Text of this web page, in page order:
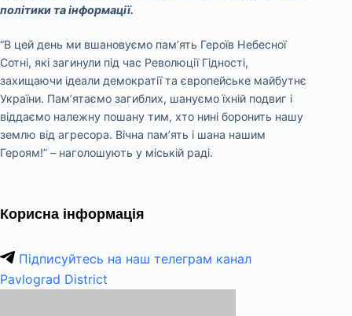
політики та інформації.
“В цей день ми вшановуємо пам’ять Героїв Небесної
Сотні, які загинули під час Революції Гідності,
захищаючи ідеали демократії та європейське майбутнє
України. Пам’ятаємо загиблих, шануємо їхній подвиг і
віддаємо належну пошану тим, хто нині боронить нашу
землю від агресора. Вічна пам’ять і шана нашим
Героям!” – наголошують у міській раді.
Корисна інформація
Підписуйтесь на наш телеграм канал
Pavlograd District